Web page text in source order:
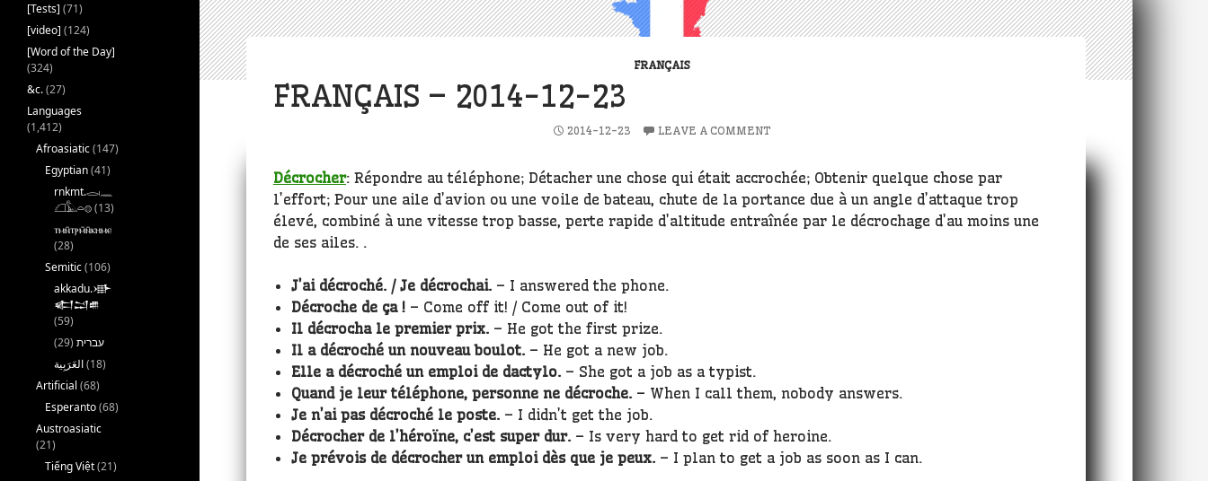
FRANÇAIS
FRANÇAIS – 2014-12-23
2014-12-23 LEAVE A COMMENT
Décrocher: Répondre au téléphone; Détacher une chose qui était accrochée; Obtenir quelque chose par
l’effort; Pour une aile d’avion ou une voile de bateau, chute de la portance due à un angle d’attaque trop
élevé, combiné à une vitesse trop basse, perte rapide d’altitude entraînée par le décrochage d’au moins une
de ses ailes. .
J’ai décroché. / Je décrochai.– I answered the phone.
Décroche de ça !– Come off it! / Come out of it!
Il décrocha le premier prix.– He got the first prize.
Il a décroché un nouveau boulot.– He got a new job.
Elle a décroché un emploi de dactylo.– She got a job as a typist.
Quand je leur téléphone, personne ne décroche.– When I call them, nobody answers.
Je n’ai pas décroché le poste.– I didn’t get the job.
Décrocher de l’héroïne, c’est super dur.– Is very hard to get rid of heroine.
Je prévois de décrocher un emploi dès que je peux.– I plan to get a job as soon as I can.
[Tests] (71)
[video] (124)
[Word of the Day]
(324)
&c.(27)
Languages
(1,412)
Afroasiatic(147)
Egyptian(41)
rnkmt.𓂋𓏺𓈖
𓆎𓅓𓏏𓊖(13)
ⲧⲙⲛ̄ⲧⲣⲙ̄ⲛ̄ⲕⲏⲙⲉ
(28)
Semitic(106)
akkadu.𒀝
𒅗𒁺𒌑
(59)
עברית (29)
(18)
Artificial (68)
Esperanto(68)
Austroasiatic
(21)
Tiếng Việt(21)